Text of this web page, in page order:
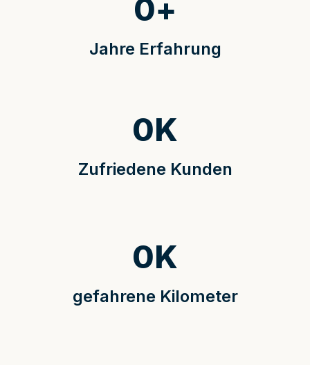
Jahre Erfahrung
0+
Zufriedene Kunden
0K
gefahrene Kilometer
0K